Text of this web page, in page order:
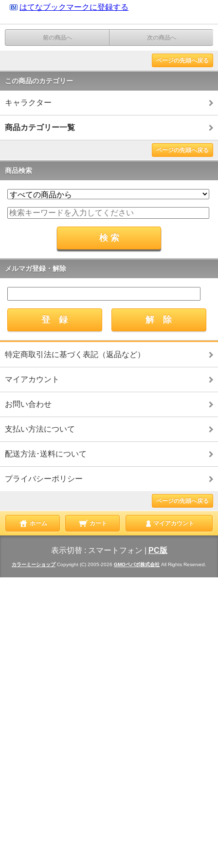
はてなブックマークに登録する
前の商品へ 次の商品へ
ページの先頭へ戻る
この商品のカテゴリー
キャラクター
商品カテゴリー一覧
ページの先頭へ戻る
商品検索
メルマガ登録・解除
特定商取引法に基づく表記（返品など）
マイアカウント
お問い合わせ
支払い方法について
配送方法･送料について
プライバシーポリシー
ページの先頭へ戻る
ホーム カート マイアカウント
表示切替 : スマートフォン PC版
カラーミーショップCopyright (C) 2005-2026 GMOペパボ株式会社 All Rights Reserved.